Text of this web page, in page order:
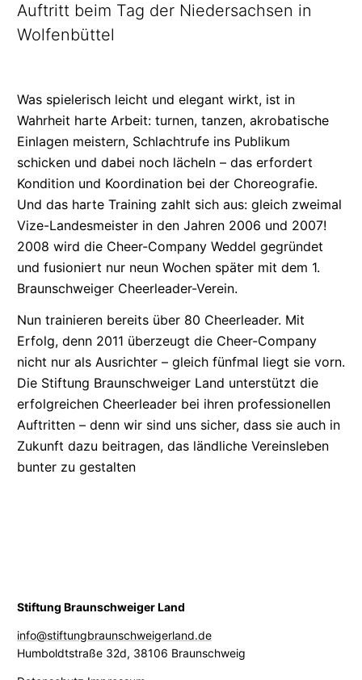
Auftritt beim Tag der Niedersachsen in
Wolfenbüttel
Was spielerisch leicht und elegant wirkt, ist in
Wahrheit harte Arbeit: turnen, tanzen, akrobatische
Einlagen meistern, Schlachtrufe ins Publikum
schicken und dabei noch lächeln – das erfordert
Kondition und Koordination bei der Choreografie.
Und das harte Training zahlt sich aus: gleich zweimal
Vize-Landesmeisterin den Jahren 2006 und 2007!
2008 wird die Cheer-Company Weddel gegründet
und fusioniert nur neun Wochen später mit dem 1.
Braunschweiger Cheerleader-Verein.
Nun trainieren bereits über 80 Cheerleader. Mit
Erfolg, denn 2011 überzeugt die Cheer-Company
nicht nur als Ausrichter – gleich fünfmal liegt sie vorn.
Die Stiftung Braunschweiger Land unterstützt die
erfolgreichen Cheerleader bei ihren professionellen
Auftritten – denn wir sind uns sicher, dass sie auch in
Zukunft dazu beitragen, das ländliche Vereinsleben
bunter zu gestalten
Stiftung Braunschweiger Land
info@stiftungbraunschweigerland.de
Humboldtstraße 32d, 38106 Braunschweig